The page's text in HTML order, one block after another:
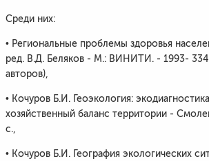
Среди них:
• Региональные проблемы здоровья
ред. В.Д. Беляков - М.: ВИНИТИ. - 1993-
авторов),
• Кочуров Б.И. Геоэкология:
хозяйственный баланс территории -
с.,
• Кочуров Б.И. География экологических